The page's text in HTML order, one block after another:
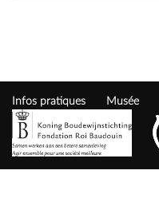
Infos pratiques Musée